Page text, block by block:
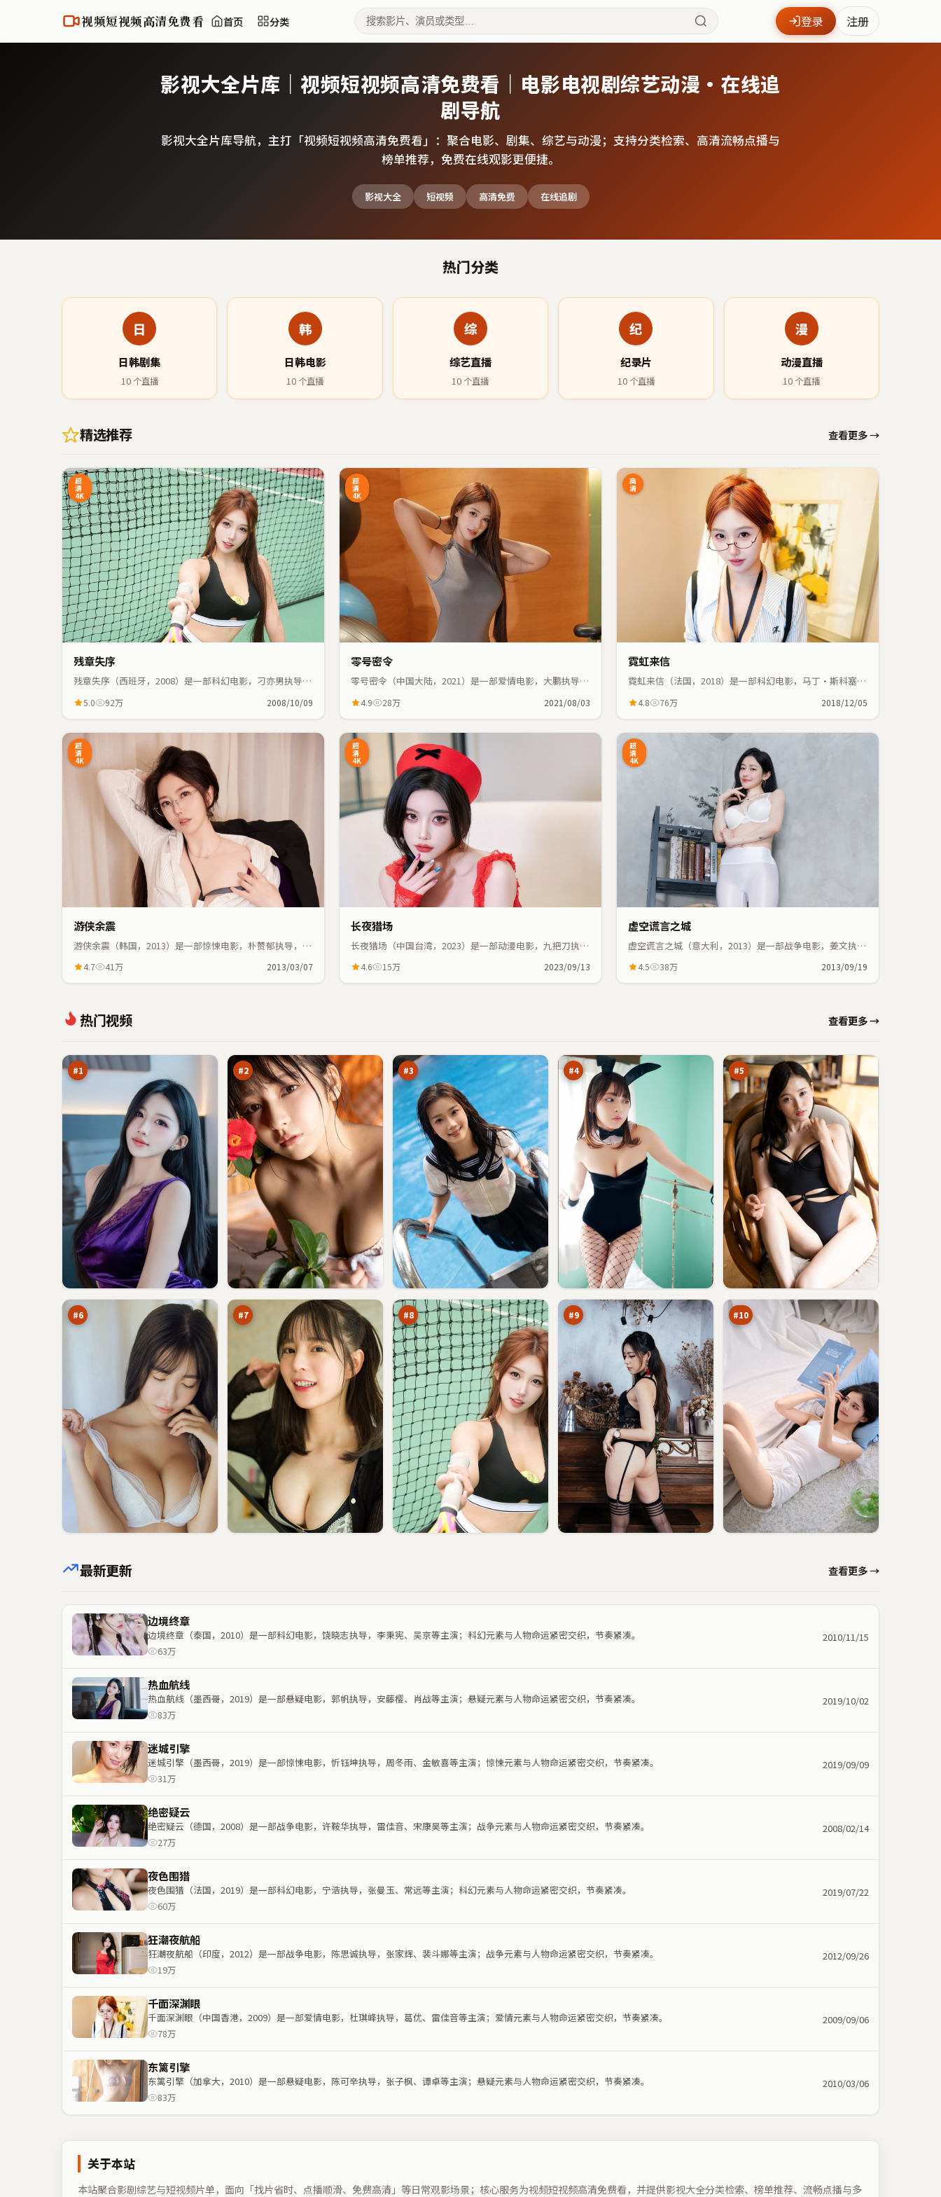
视频短视频高清免费看 首页 分类 登录 注册
影视大全片库｜视频短视频高清免费看｜电影电视剧综艺动漫·在线追
剧导航
影视大全片库导航，主打「视频短视频高清免费看 」：聚合电影、剧集、综艺与动漫；支持分类检索、高清流畅点播与
榜单推荐，免费在线观影更便捷。
影视大全 短视频 高清免费 在线追剧
热门分类
日
日韩剧集
10个直播
韩
日韩电影
10 个直播
综
综艺直播
10 个直播
纪
纪录片
10个直播
漫
动漫直播
10 个直播
精选推荐 查看更多 →
超
清
4K
残章失序
残章失序（西班牙，2008）是一部科幻电影，刁亦男执导，
奏紧凑。
5.0 92万 2008/10/09
超
清
4K
零号密令
零号密令（中国大陆，2021）是一部爱情电影，大鹏执导，
紧凑。
4.9 28万 2021/08/03
高
清
霓虹来信
霓虹来信（法国，2018）是一部科幻电影，马丁·斯科塞斯
交织，节奏紧凑。
4.8 76万 2018/12/05
超
清
4K
游侠余震
游侠余震（韩国，2013）是一部惊悚电影，朴赞郁执导，周
紧凑。
4.7 41万 2013/03/07
超
清
4K
长夜猎场
长夜猎场（中国台湾，2023）是一部动漫电影，九把刀执
织，节奏紧凑。
4.6 15万 2023/09/13
超
清
4K
虚空谎言之城
虚空谎言之城（意大利，2013）是一部战争电影，姜文执
密交织，节奏紧凑。
4.5 38万 2013/09/19
热门视频 查看更多 →
#1
热
血
记
#2 #3 #4 #5
#6
响
95
万
#7
暗
涌
93
万
#8
残
章
失
序
92
万
#9
降
则万
#10
尘
封
云
91
万
最新更新 查看更多 →
边境终章
边境终章（泰国，2010）是一部科幻电影，饶晓志执导，李秉宪、吴京等主演；科幻元素与人物命运紧密交织，节奏紧凑。
63万
2010/11/15
热血航线
热血航线（墨西哥，2019）是一部悬疑电影，郭帆执导，安藤樱、肖战等主演；悬疑元素与人物命运紧密交织，节奏紧凑。
83万
2019/10/02
迷城引擎
迷城引擎（墨西哥，2019）是一部惊悚电影，忻钰坤执导，周冬雨、金敏喜等主演；惊悚元素与人物命运紧密交织，节奏紧凑。
31万
2019/09/09
绝密疑云
绝密疑云（德国，2008）是一部战争电影，许鞍华执导，雷佳音、宋康昊等主演；战争元素与人物命运紧密交织，节奏紧凑。
27万
2008/02/14
夜色围猎
夜色围猎（法国，2019）是一部科幻电影，宁浩执导，张曼玉、常远等主演；科幻元素与人物命运紧密交织，节奏紧凑。
60万
2019/07/22
狂潮夜航船
狂潮夜航船（印度，2012）是一部战争电影，陈思诚执导，张家辉、裴斗娜等主演；战争元素与人物命运紧密交织，节奏紧凑。
19万
2012/09/26
千面深渊眼
千面深渊眼（中国香港，2009）是一部爱情电影，杜琪峰执导，葛优、雷佳音等主演；爱情元素与人物命运紧密交织，节奏紧凑。
78万
2009/09/06
东篱引擎
东篱引擎（加拿大，2010）是一部悬疑电影，陈可辛执导，张子枫、谭卓等主演；悬疑元素与人物命运紧密交织，节奏紧凑。
83万
2010/03/06
关于本站
本站聚合影剧综艺与短视频片单，面向「找片省时、点播顺滑、免费高清」等日常观影场景；核心服务为视频短视频高清免费看，并提供影视大全分类检索、榜单推荐、流畅点播与多